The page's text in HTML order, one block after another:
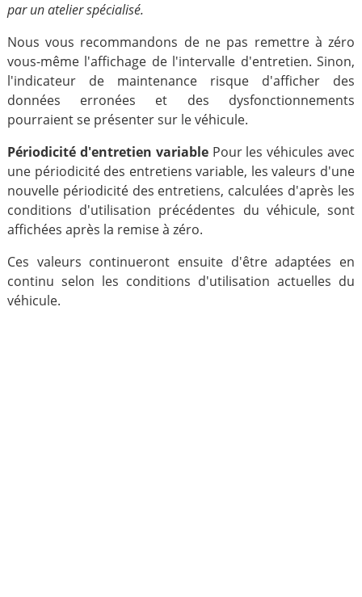
par un atelier spécialisé.
Nous vous recommandons de ne pas remettre à zéro
vous-même l'affichage de l'intervalle d'entretien. Sinon,
l'indicateur de maintenance risque d'afficher des
données erronées et des dysfonctionnements
pourraient se présenter sur le véhicule.
Périodicité d'entretien variable Pour les véhicules avec
une périodicité des entretiens variable, les valeurs d'une
nouvelle périodicité des entretiens, calculées d'après les
conditions d'utilisation précédentes du véhicule, sont
affichées après la remise à zéro.
Ces valeurs continueront ensuite d'être adaptées en
continu selon les conditions d'utilisation actuelles du
véhicule.